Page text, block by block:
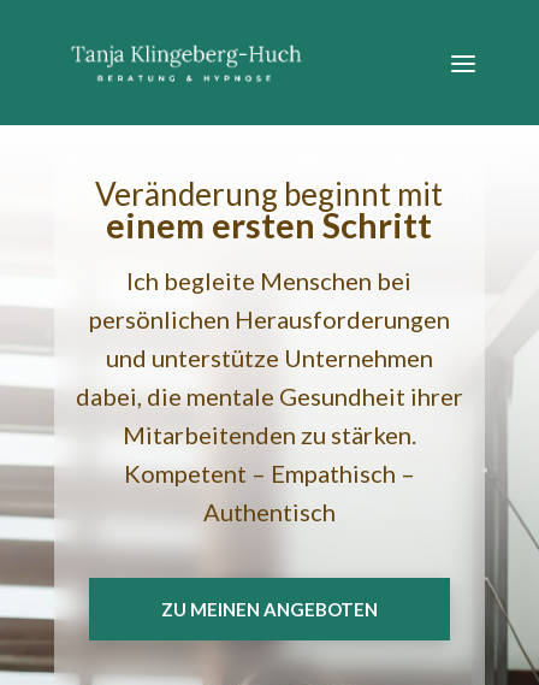
Veränderung beginnt mit
einem ersten Schritt
Ich begleite Menschen bei
persönlichen Herausforderungen
und unterstütze Unternehmen
dabei, die mentale Gesundheit ihrer
Mitarbeitenden zu stärken.
Kompetent – Empathisch –
Authentisch
ZU MEINEN ANGEBOTEN